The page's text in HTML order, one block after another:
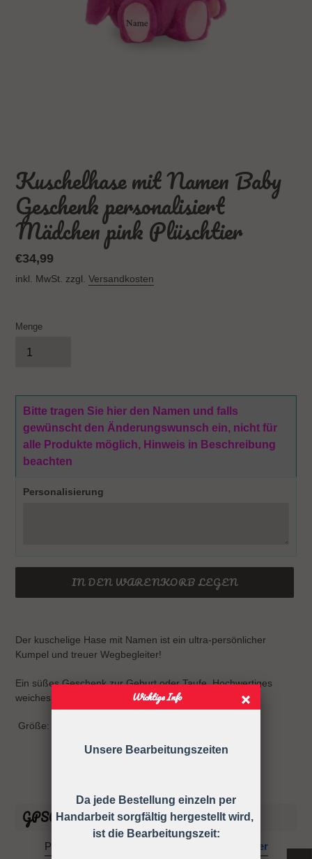
Kuschelhase mit Namen Baby
Geschenk personalisiert
Mädchen pink Plüschtier
Normaler
Preis
€34,99
inkl. MwSt. zzgl. Versandkosten
Menge
Bitte tragen Sie hier den Namen und falls
gewünscht den Änderungswunsch ein, nicht für
alle Produkte möglich, Hinweis in Beschreibung
beachten
Personalisierung
IN DEN WARENKORB LEGEN
Warenkorb
hinzugefügt
Der kuschelige Hase mit Namen ist ein ultra-persönlicher
Kumpel und treuer Wegbegleiter!
Ein süßes Geschenk zur Geburt oder Taufe. Hochwertiges
weiches Material, perfekt zum Kuscheln.
Größe: 30cm
GPSR Informationen
Powered by GPSR Compliance Manager
Wichtige Info
Unsere Bearbeitungszeiten
Da jede Bestellung einzeln per
Handarbeit sorgfältig hergestellt wird,
ist die Bearbeitungszeit: